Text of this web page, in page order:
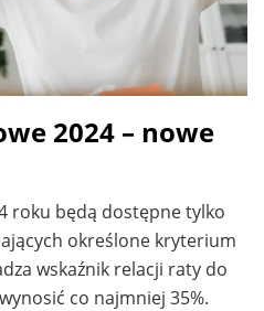
2024 – nowe
roku będą dostępne tylko
określone kryterium
wskaźnik relacji raty do
co najmniej 35%.